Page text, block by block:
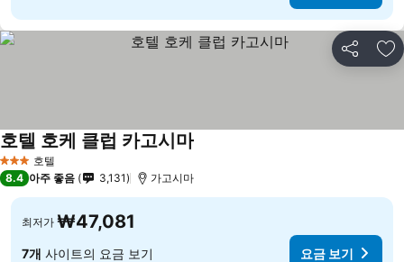
공유 즐
3 성급 호텔
호텔 호케 클럽 카고시마
8.4 아주 좋음 3,131 가고시마
최저가 ₩47,081
7개 사이트의 요금 보기 요금 보기